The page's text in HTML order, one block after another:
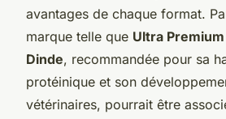
avantages de chaque format.
marque telle que Ultra
Dinde, recommandée pour sa
protéinique et son
vétérinaires, pourrait être